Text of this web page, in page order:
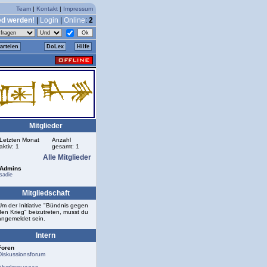
Team | Kontakt | Impressum
werden! Login Online: 2
DoLex Hilfe
Mitglieder
Letzten Monat
aktiv: 1
Anzahl
gesamt: 1
Alle Mitglieder
Admins
sadie
Mitgliedschaft
der Initiative "Bündnis gegen
Krieg" beizutreten, musst du
sein.
Intern